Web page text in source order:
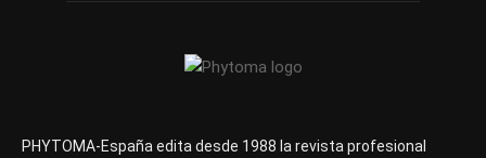
PHYTOMA-España edita desde 1988 la revista profesional